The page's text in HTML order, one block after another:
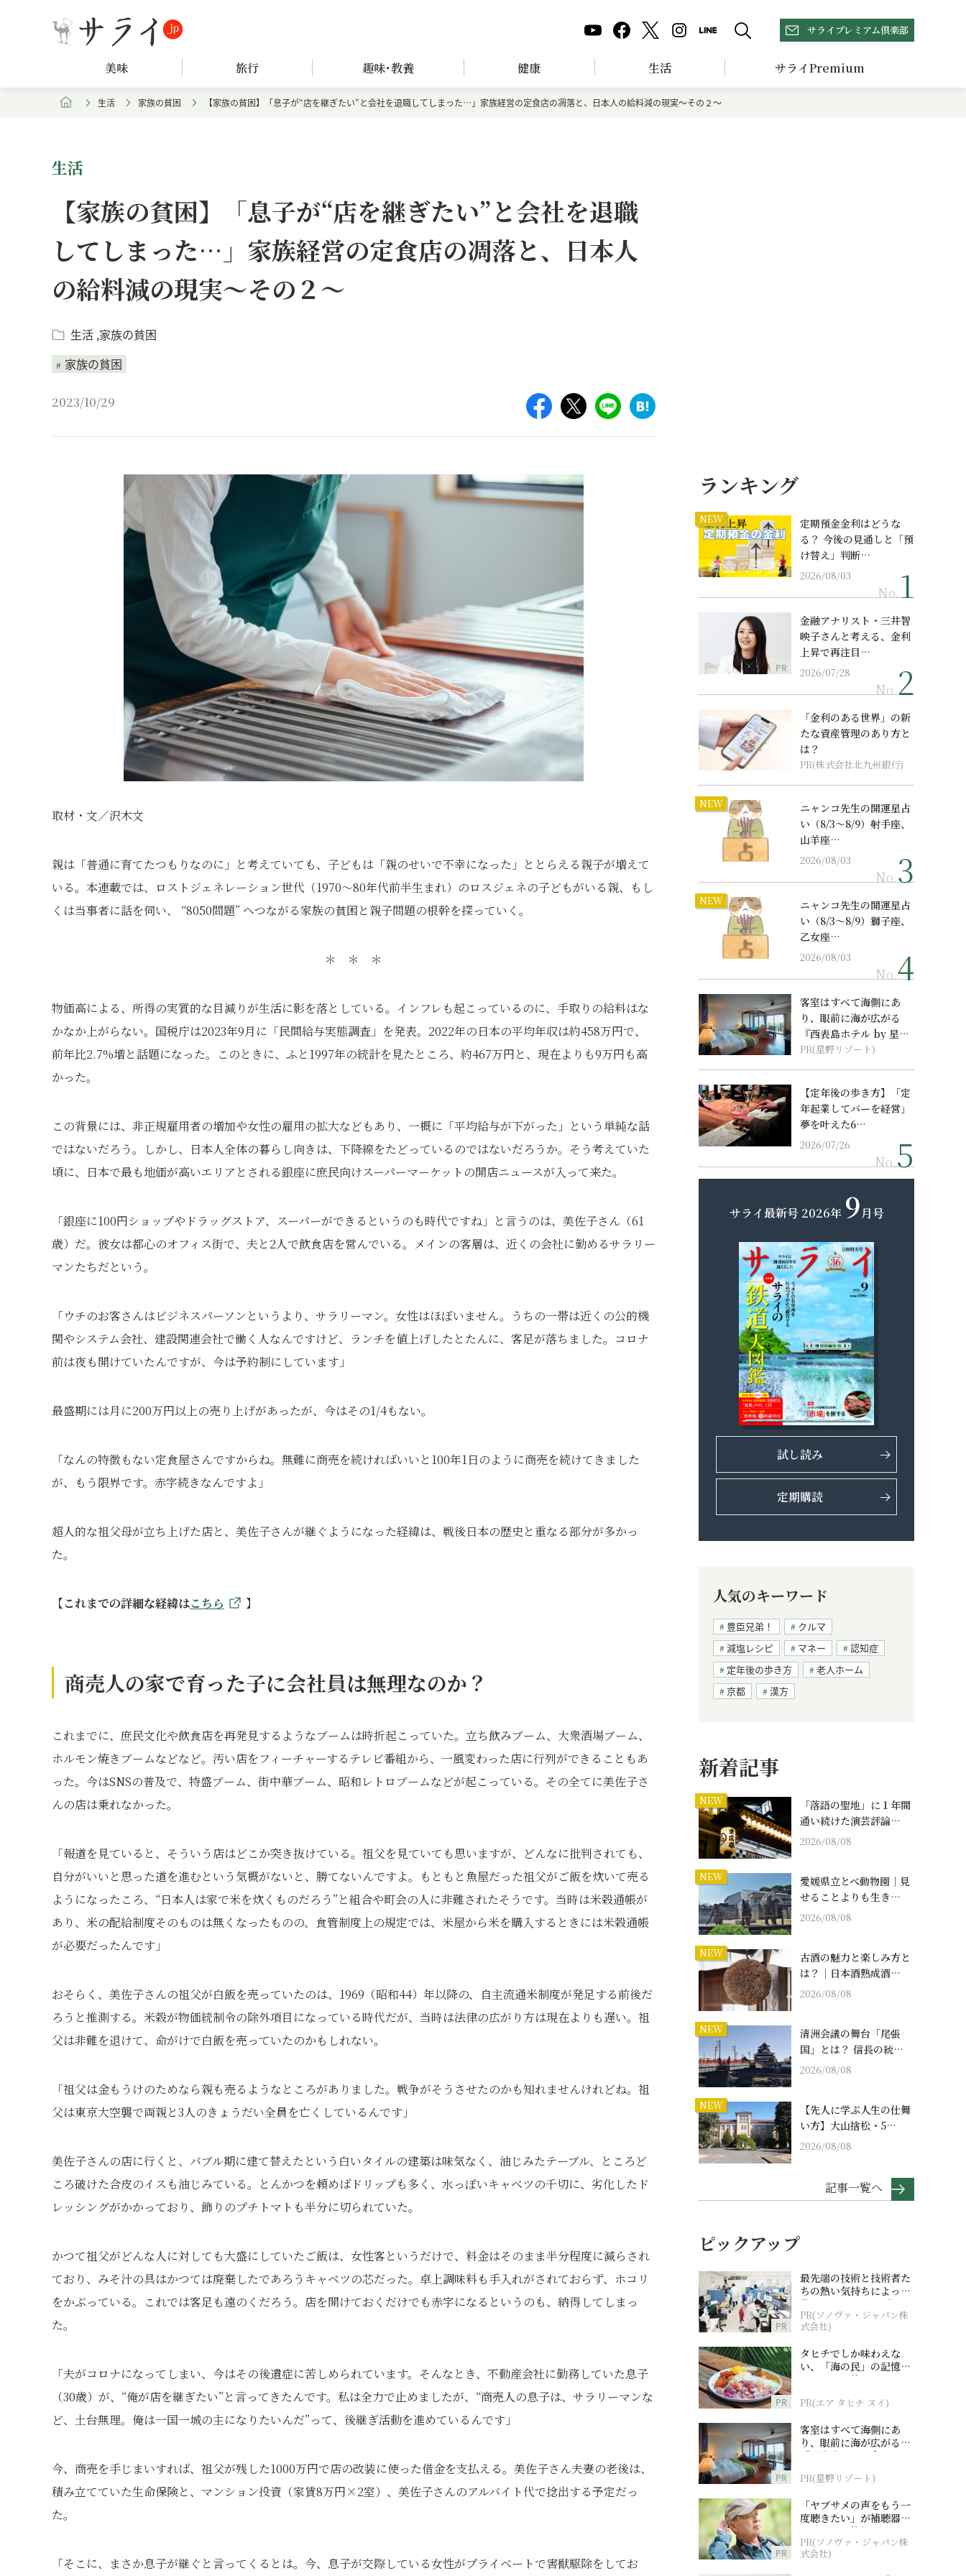
サライプレミアム倶楽部
美味 旅行 趣味･教養 健康 生活 サライPremium
生活 家族の貧困 【家族の貧困】「息子が“店を継ぎたい”と会社を退職してしまった…」家族経営の定食店の凋落と、日本人の給料減の現実～その２～
生活
【家族の貧困】「息子が“店を継ぎたい”と会社を退職
してしまった…」家族経営の定食店の凋落と、日本人
の給料減の現実～その２～
生活 家族の貧困
家族の貧困
2023/10/29
取材・文／沢木文
親は「普通に育てたつもりなのに」と考えていても、子どもは「親のせいで不幸になった」ととらえる親子が増えて
いる。本連載では、ロストジェネレーション世代（1970～80年代前半生まれ）のロスジェネの子どもがいる親、もし
くは当事者に話を伺い、 “8050問題” へつながる家族の貧困と親子問題の根幹を探っていく。
＊ ＊ ＊
物価高による、所得の実質的な目減りが生活に影を落としている。インフレも起こっているのに、手取りの給料はな
かなか上がらない。国税庁は2023年9月に「民間給与実態調査」を発表。2022年の日本の平均年収は約458万円で、
前年比2.7%増と話題になった。このときに、ふと1997年の統計を見たところ、約467万円と、現在よりも9万円も高
かった。
この背景には、非正規雇用者の増加や女性の雇用の拡大などもあり、一概に「平均給与が下がった」という単純な話
ではないだろう。しかし、日本人全体の暮らし向きは、下降線をたどっているのではないだろうか。そう考えていた
頃に、日本で最も地価が高いエリアとされる銀座に庶民向けスーパーマーケットの開店ニュースが入って来た。
「銀座に100円ショップやドラッグストア、スーパーができるというのも時代ですね」と言うのは、美佐子さん（61
歳）だ。彼女は都心のオフィス街で、夫と2人で飲食店を営んでいる。メインの客層は、近くの会社に勤めるサラリー
マンたちだという。
「ウチのお客さんはビジネスパーソンというより、サラリーマン。女性はほぼいません。うちの一帯は近くの公的機
関やシステム会社、建設関連会社で働く人なんですけど、ランチを値上げしたとたんに、客足が落ちました。コロナ
前は夜も開けていたんですが、今は予約制にしています」
最盛期には月に200万円以上の売り上げがあったが、今はその1/4もない。
「なんの特徴もない定食屋さんですからね。無難に商売を続ければいいと100年1日のように商売を続けてきました
が、もう限界です。赤字続きなんですよ」
超人的な祖父母が立ち上げた店と、美佐子さんが継ぐようになった経緯は、戦後日本の歴史と重なる部分が多かっ
た。
【これまでの詳細な経緯はこちら 】
商売人の家で育った子に会社員は無理なのか？
これまでに、庶民文化や飲食店を再発見するようなブームは時折起こっていた。立ち飲みブーム、大衆酒場ブーム、
ホルモン焼きブームなどなど。汚い店をフィーチャーするテレビ番組から、一風変わった店に行列ができることもあ
った。今はSNSの普及で、特盛ブーム、街中華ブーム、昭和レトロブームなどが起こっている。その全てに美佐子さ
んの店は乗れなかった。
「報道を見ていると、そういう店はどこか突き抜けている。祖父を見ていても思いますが、どんなに批判されても、
自分がいいと思った道を進むという気概がないと、勝てないんですよ。もともと魚屋だった祖父がご飯を炊いて売る
ようになったころ、“日本人は家で米を炊くものだろう”と組合や町会の人に非難されたそうです。当時は米穀通帳が
あり、米の配給制度そのものは無くなったものの、食管制度上の規定では、米屋から米を購入するときには米穀通帳
が必要だったんです」
おそらく、美佐子さんの祖父が白飯を売っていたのは、1969（昭和44）年以降の、自主流通米制度が発足する前後だ
ろうと推測する。米穀が物価統制令の除外項目になっている時代だが、当時は法律の広がり方は現在よりも遅い。祖
父は非難を退けて、命がけで白飯を売っていたのかもしれない。
「祖父は金もうけのためなら親も売るようなところがありました。戦争がそうさせたのかも知れませんけれどね。祖
父は東京大空襲で両親と3人のきょうだい全員を亡くしているんです」
美佐子さんの店に行くと、バブル期に建て替えたという白いタイルの建築は味気なく、油じみたテーブル、ところど
ころ破けた合皮のイスも油じみている。とんかつを頼めばドリップも多く、水っぽいキャベツの千切に、劣化したド
レッシングがかかっており、飾りのプチトマトも半分に切られていた。
かつて祖父がどんな人に対しても大盛にしていたご飯は、女性客というだけで、料金はそのまま半分程度に減らされ
ており、みそ汁の具はかつては廃棄したであろうキャベツの芯だった。卓上調味料も手入れがされておらず、ホコリ
をかぶっている。これでは客足も遠のくだろう。店を開けておくだけでも赤字になるというのも、納得してしまっ
た。
「夫がコロナになってしまい、今はその後遺症に苦しめられています。そんなとき、不動産会社に勤務していた息子
（30歳）が、“俺が店を継ぎたい”と言ってきたんです。私は全力で止めましたが、“商売人の息子は、サラリーマンな
ど、土台無理。俺は一国一城の主になりたいんだ”って、後継ぎ活動を進めているんです」
今、商売を手じまいすれば、祖父が残した1000万円で店の改装に使った借金を支払える。美佐子さん夫妻の老後は、
積み立てていた生命保険と、マンション投資（家賃8万円×2室）、美佐子さんのアルバイト代で捻出する予定だっ
た。
「そこに、まさか息子が継ぐと言ってくるとは。今、息子が交際している女性がプライベートで害獣駆除をしてお
ランキング
NEW
定期預金金利はどうな
る？ 今後の見通しと「預
け替え」判断…
2026/08/03
No.
PR
金融アナリスト・三井智
映子さんと考える、金利
上昇で再注目…
2026/07/28
No.
「金利のある世界」の新
たな資産管理のあり方と
は？
PR(株式会社北九州銀行)
NEW
ニャンコ先生の開運星占
い（8/3～8/9）射手座、
山羊座…
2026/08/03
No.
NEW
ニャンコ先生の開運星占
い（8/3～8/9）獅子座、
乙女座…
2026/08/03
No.
客室はすべて海側にあ
り、眼前に海が広がる
『西表島ホテル by 星野
リゾート』
PR(星野リゾート)
【定年後の歩き方】「定
年起業してバーを経営」
夢を叶えた6…
2026/07/26
No.
サライ最新号 2026年 9月号
試し読み
定期購読
人気のキーワード
豊臣兄弟！
クルマ
減塩レシピ
マネー
認知症
定年後の歩き方
老人ホーム
京都
漢方
新着記事
NEW
「落語の聖地」に１年間
通い続けた演芸評論…
2026/08/08
NEW
愛媛県立とべ動物園｜見
せることよりも生き…
2026/08/08
NEW
古酒の魅力と楽しみ方と
は？｜日本酒熟成酒…
2026/08/08
NEW
清洲会議の舞台「尾張
国」とは？ 信長の統…
2026/08/08
NEW
【先人に学ぶ人生の仕舞
い方】大山捨松・5…
2026/08/08
記事一覧へ
ピックアップ
PR
最先端の技術と技術者た
ちの熱い気持ちによって
作られているオーダーメ
イド補聴器
PR(ソノヴァ・ジャパン株
式会社)
PR
タヒチでしか味わえな
い、「海の民」の記憶へ
とつながる旅
PR(エア タヒチ ヌイ)
PR
客室はすべて海側にあ
り、眼前に海が広がる
『西表島ホテル by 星野
PR(星野リゾート)
PR
「ヤブサメの声をもう一
度聴きたい」が補聴器チ
ャレンジの後押しに
PR(ソノヴァ・ジャパン株
式会社)